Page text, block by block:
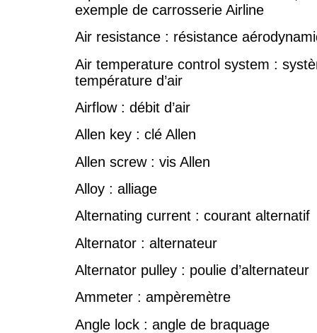
exemple de carrosserie Airline
Air resistance : résistance
Air temperature control system :
température d’air
Airflow : débit d’air
Allen key : clé Allen
Allen screw : vis Allen
Alloy : alliage
Alternating current : courant alternatif
Alternator : alternateur
Alternator pulley : poulie d’alternateur
Ammeter : ampèremètre
Angle lock : angle de braquage